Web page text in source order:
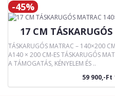
-45%
17 CM
TÁSKARUGÓS MATRAC – 140×200
A140 × 200 CM-ES TÁSKARUGÓS
A TÁMOGATÁS, KÉNYELEM ÉS ..
59 900,-Ft